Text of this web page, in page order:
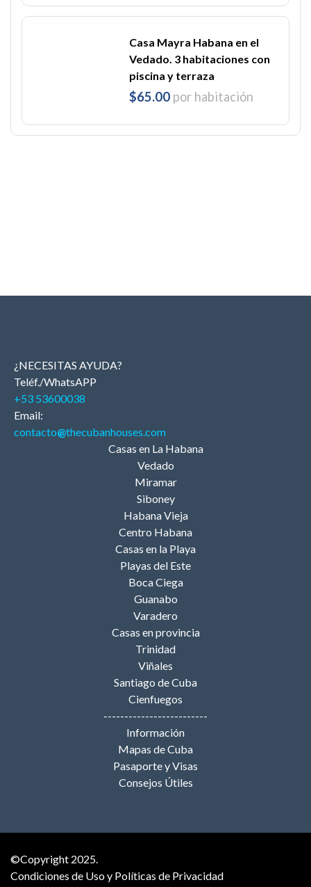
Casa Mayra Habana en el
Vedado. 3 habitaciones con
piscina y terraza
$65.00 por habitación
¿NECESITAS AYUDA?
Teléf./WhatsAPP
+53 53600038
Email:
contacto@thecubanhouses.com
Casas en La Habana
Vedado
Miramar
Siboney
Habana Vieja
Centro Habana
Casas en la Playa
Playas del Este
Boca Ciega
Guanabo
Varadero
Casas en provincia
Trinidad
Viñales
Santiago de Cuba
Cienfuegos
-------------------------
Información
Mapas de Cuba
Pasaporte y Visas
Consejos Útiles
©Copyright 2025.
Condiciones de Uso y Políticas de Privacidad